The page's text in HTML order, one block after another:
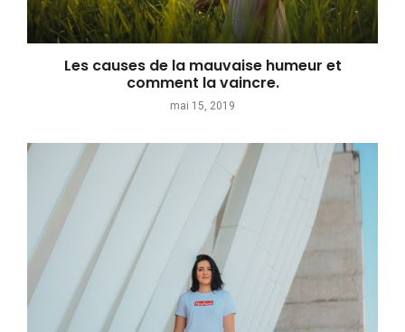
Les causes de la mauvaise humeur et
comment la vaincre.
mai 15, 2019